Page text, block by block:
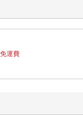
運費